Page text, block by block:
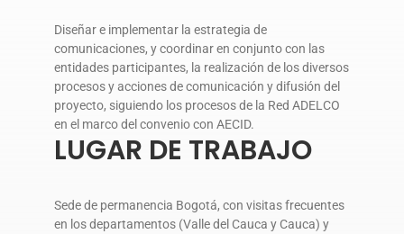
Diseñar e implementar la estrategia de
comunicaciones, y coordinar en conjunto con las
entidades participantes, la realización de los diversos
procesos y acciones de comunicación y difusión del
proyecto, siguiendo los procesos de la Red ADELCO
en el marco del convenio con AECID.
LUGAR DE TRABAJO
Sede de permanencia Bogotá, con visitas frecuentes
en los departamentos (Valle del Cauca y Cauca) y